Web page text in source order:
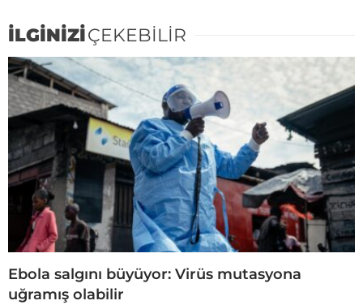
İLGİNİZİÇEKEBİLİR
Ebola salgını büyüyor: Virüs mutasyona
uğramış olabilir